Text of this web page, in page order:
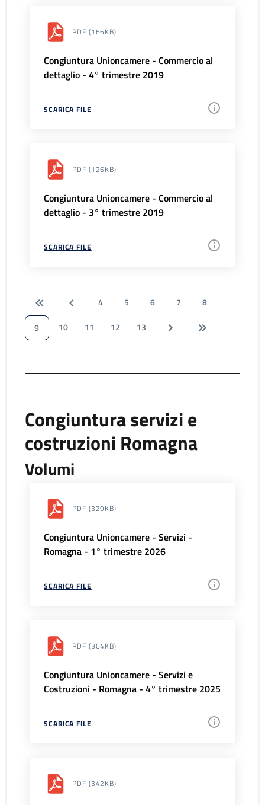
PDF (166KB)
Congiuntura Unioncamere - Commercio al
dettaglio - 4° trimestre 2019
SCARICA FILE
PDF (126KB)
Congiuntura Unioncamere - Commercio al
dettaglio - 3° trimestre 2019
SCARICA FILE
4 5 6 7
8
9
10 11 12 13
Congiuntura servizi e
costruzioni Romagna
Volumi
PDF (329KB)
Congiuntura Unioncamere - Servizi -
Romagna - 1° trimestre 2026
SCARICA FILE
PDF (364KB)
Congiuntura Unioncamere - Servizi e
Costruzioni - Romagna - 4° trimestre 2025
SCARICA FILE
PDF (342KB)